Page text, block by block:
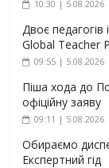
10:30 | 5.08.2026
Двоє педагогів
Global Teacher
09:55 | 5.08.2026
Піша хода до
офіційну заяву
09:11 | 5.08.2026
Обираємо
Експертний гід